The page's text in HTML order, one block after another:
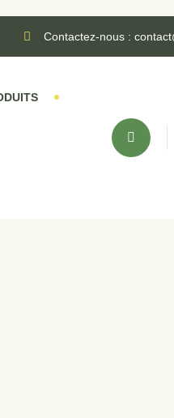
Contactez-nous :